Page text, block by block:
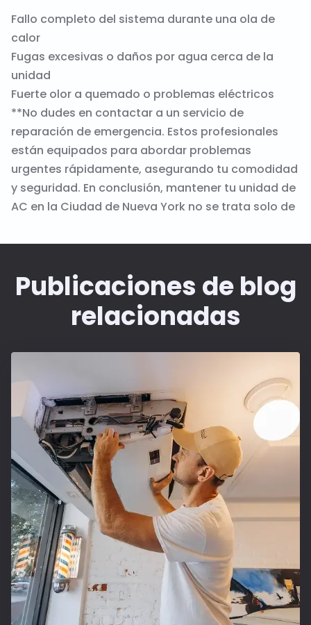
Fallo completo del sistema durante una ola de
calor
Fugas excesivas o daños por agua cerca de la
unidad
Fuerte olor a quemado o problemas eléctricos
**No dudes en contactar a un servicio de
reparación de emergencia. Estos profesionales
están equipados para abordar problemas
urgentes rápidamente, asegurando tu comodidad
y seguridad. En conclusión, mantener tu unidad de
AC en la Ciudad de Nueva York no se trata solo de
Publicaciones de blog
relacionadas